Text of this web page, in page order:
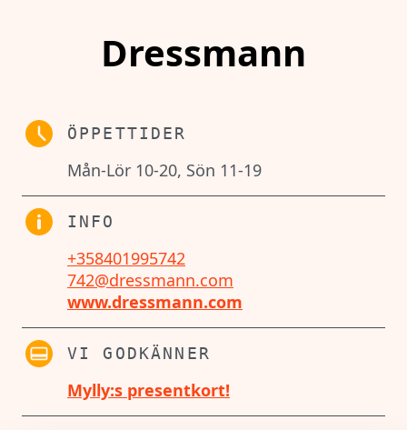
Dressmann
ÖPPETTIDER
Mån-Lör 10-20, Sön 11-19
INFO
+358401995742
742@dressmann.com
www.dressmann.com
VI GODKÄNNER
Mylly:s presentkort!